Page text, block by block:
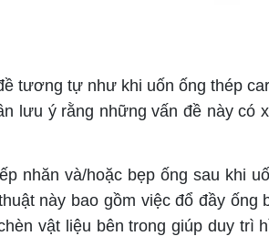
tự như khi uốn ống thép
lưu ý rằng những vấn đề này
và/hoặc bẹp ống sau khi
này bao gồm việc đổ đầy
vật liệu bên trong giúp duy trì